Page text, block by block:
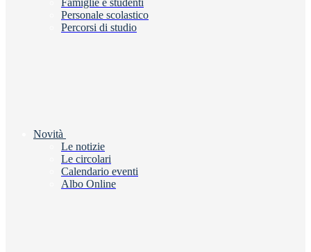
Famiglie e studenti
Personale scolastico
Percorsi di studio
Novità
Le notizie
Le circolari
Calendario eventi
Albo Online